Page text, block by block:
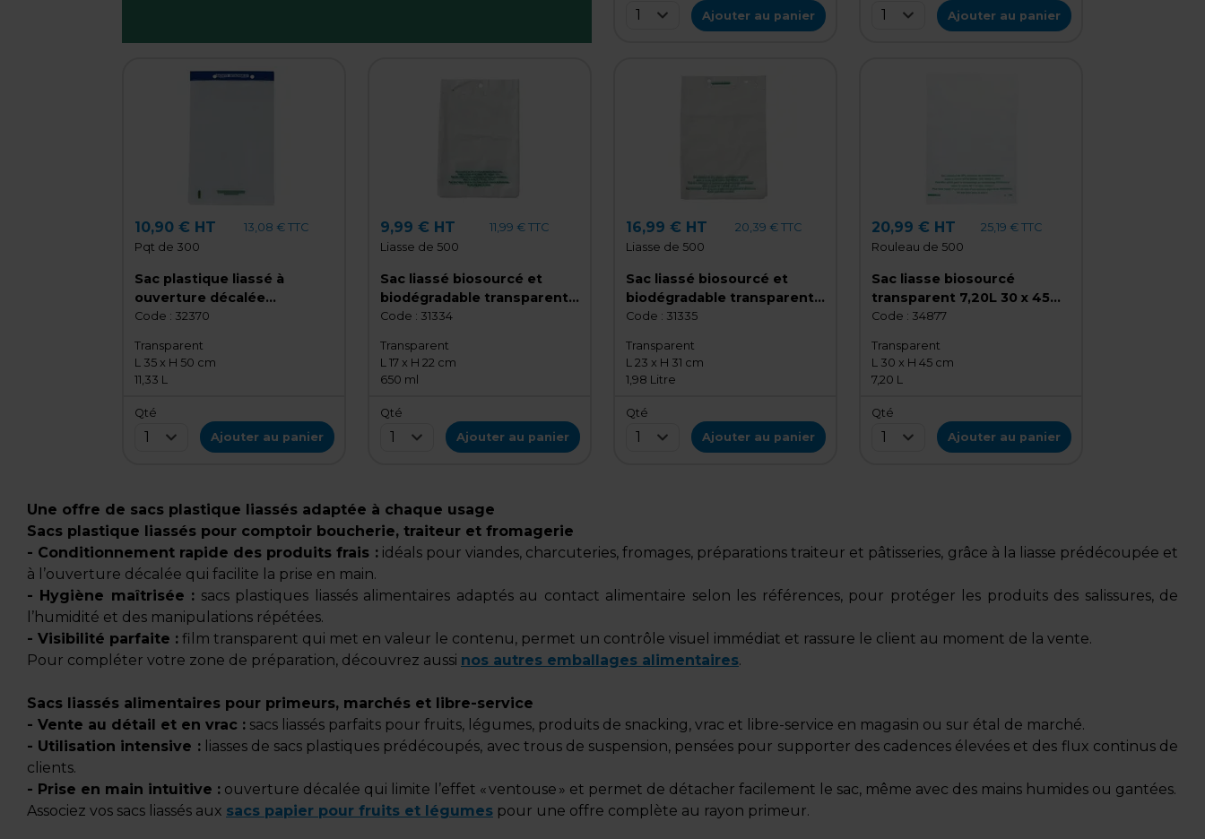
1 Ajouter au panier 1 Ajouter au panier
10,90 € HT
13,08 € TTC
Pqt de 300
Sac plastique liassé à
ouverture décalée
transparent 11,33L 35 x 50
Code : 32370
Transparent
L 35 x H 50 cm
11,33 L
Qté
1 Ajouter au panier
9,99 € HT
11,99 € TTC
Liasse de 500
Sac liassé biosourcé et
biodégradable transparent
17 x 22 cm 13 µ - Liasse de
Code : 31334
Transparent
L 17 x H 22 cm
650 ml
Qté
1 Ajouter au panier
16,99 € HT
20,39 € TTC
Liasse de 500
Sac liassé biosourcé et
biodégradable transparent
23 x 31 cm 13 µ - Liasse de
Code : 31335
Transparent
L 23 x H 31 cm
1,98 Litre
Qté
1 Ajouter au panier
20,99 € HT
25,19 € TTC
Rouleau de 500
Sac liasse biosourcé
transparent 7,20L 30 x 45
cm biosourcé 12µ - Rouleau
Code : 34877
Transparent
L 30 x H 45 cm
7,20 L
Qté
1 Ajouter au panier
Une offre de sacs plastique liassés adaptée à chaque usage
Sacs plastique liassés pour comptoir boucherie, traiteur et fromagerie
- Conditionnement rapide des produits frais :idéals pour viandes, charcuteries, fromages, préparations traiteur et pâtisseries, grâce à la liasse prédécoupée et
à l’ouverture décalée qui facilite la prise en main.
- Hygiène maîtrisée : sacs plastiques liassés alimentaires adaptés au contact alimentaire selon les références, pour protéger les produits des salissures, de
l’humidité et des manipulations répétées.
- Visibilité parfaite : film transparent qui met en valeur le contenu, permet un contrôle visuel immédiat et rassure le client au moment de la vente.
Pour compléter votre zone de préparation, découvrez aussi nos autres emballages alimentaires.
Sacs liassés alimentaires pour primeurs, marchés et libre-service
- Vente au détail et en vrac : sacs liassés parfaits pour fruits, légumes, produits de snacking, vrac et libre-service en magasin ou sur étal de marché.
- Utilisation intensive :liasses de sacs plastiques prédécoupés, avec trous de suspension, pensées pour supporter des cadences élevées et des flux continus de
clients.
- Prise en main intuitive : ouverture décalée qui limite l’effet « ventouse » et permet de détacher facilement le sac, même avec des mains humides ou gantées.
Associez vos sacs liassés aux sacs papier pour fruits et légumes pour une offre complète au rayon primeur.